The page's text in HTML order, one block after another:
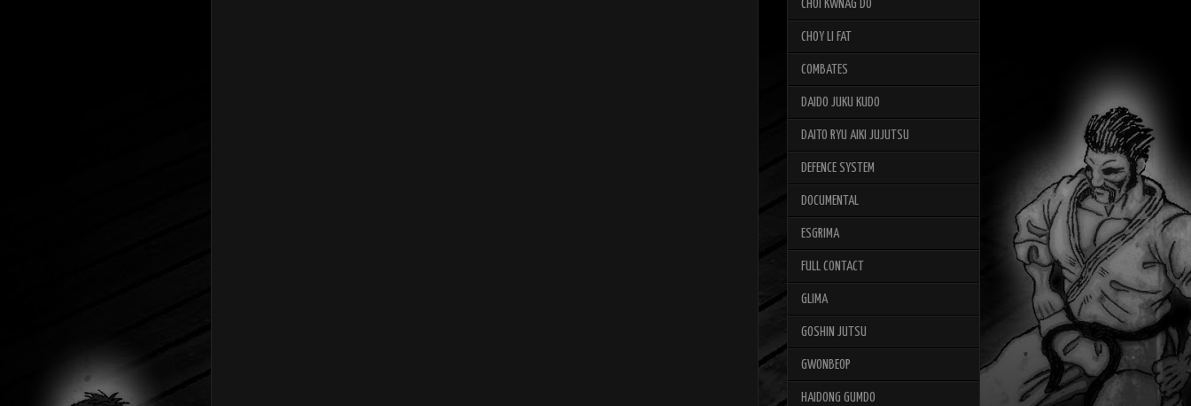
CHOI KWNAG DO
CHOY LI FAT
COMBATES
DAIDO JUKU KUDO
DAITO RYU AIKI JUJUTSU
DEFENCE SYSTEM
DOCUMENTAL
ESGRIMA
FULL CONTACT
GLIMA
GOSHIN JUTSU
GWONBEOP
HAIDONG GUMDO